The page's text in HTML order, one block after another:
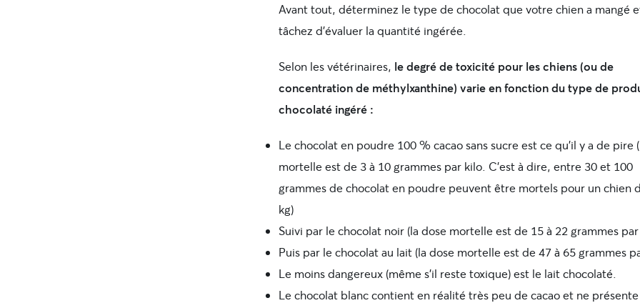
Avant tout, déterminez le type de chocolat que votre chien a mangé
tâchez d’évaluer la quantité ingérée.
Selon les vétérinaires, le degré de toxicité pour les chiens (ou de
concentration de méthylxanthine) varie en fonction du type de
chocolaté ingéré :
Le chocolat en poudre 100 % cacao sans sucre est ce qu’il y a de pire
mortelle est de 3 à 10 grammes par kilo. C’est à dire, entre 30 et 100
grammes de chocolat en poudre peuvent être mortels pour un chien
kg)
Suivi par le chocolat noir (la dose mortelle est de 15 à 22 grammes
Puis par le chocolat au lait (la dose mortelle est de 47 à 65 grammes
Le moins dangereux (même s’il reste toxique) est le lait chocolaté.
Le chocolat blanc contient en réalité très peu de cacao et ne